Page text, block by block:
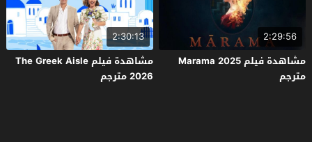
2:29:56
مشاهدة فيلم Marama 2025
مترجم
2:30:13
مشاهدة فيلم The Greek Aisle
2026 مترجم